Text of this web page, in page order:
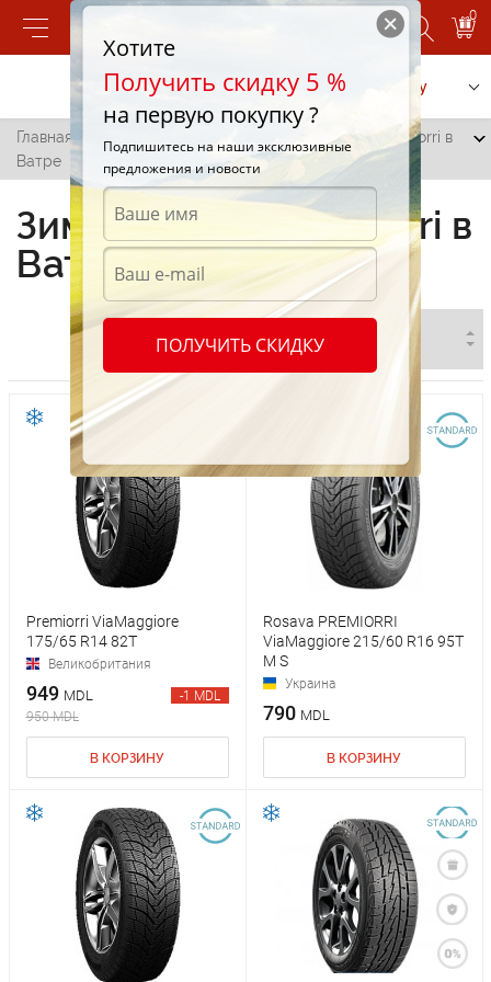
0
Позвонить Заказать услугу
Главная /
Зимние шины Premiorri в
Ватре
Зимние шины Premiorri в
Ватре
Premiorri ViaMaggiore
175/65 R14 82T
Великобритания
949 MDL
950 MDL
-1 MDL
В КОРЗИНУ
Rosava PREMIORRI
ViaMaggiore 215/60 R16 95T
M S
Украина
790 MDL
В КОРЗИНУ
Хотите
Получить скидку 5 %
на первую покупку ?
Подпишитесь на наши эксклюзивные
предложения и новости
ПОЛУЧИТЬ СКИДКУ